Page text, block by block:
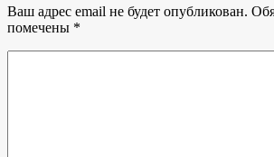
Ваш адрес email не будет опубликован.
помечены *